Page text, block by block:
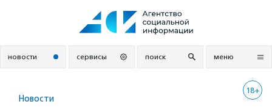
новости сервисы поиск меню
18+
Новости